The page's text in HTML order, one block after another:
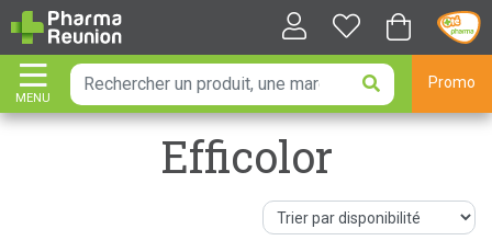
MENU
AFFICHER LA NAVIGATION
Promo
Efficolor